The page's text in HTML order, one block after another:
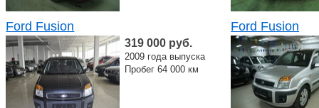
Ford Fusion
319 000 руб.
2009 года выпуска
Пробег 64 000 км
Ford Fusion